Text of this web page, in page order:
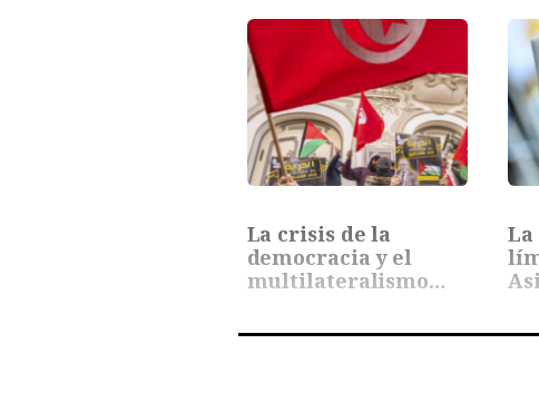
La crisis de la
democracia y el
multilateralismo
La